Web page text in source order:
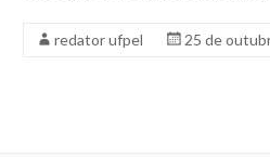
redator ufpel 25 de